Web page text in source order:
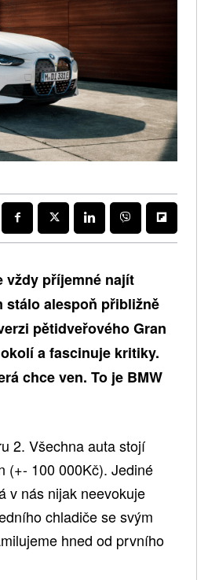
vždy příjemné najít
stálo alespoň přibližně
pětidveřového Gran
a fascinuje kritiky.
chce ven. To je BMW
2. Všechna auta stojí
(+- 100 000Kč). Jediné
v nás nijak neevokuje
chladiče se svým
hned od prvního